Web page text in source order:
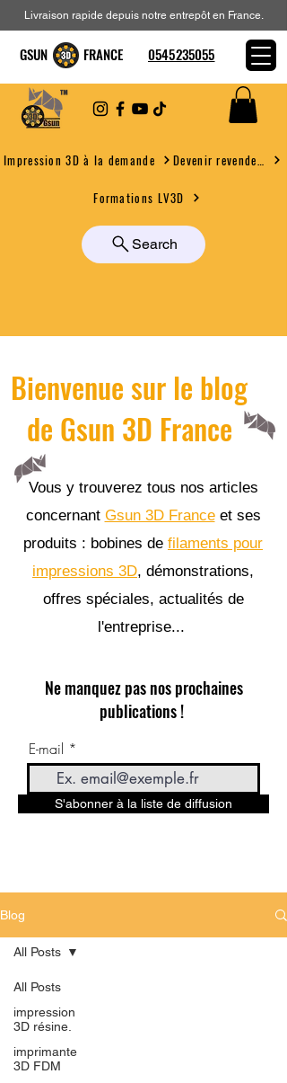
Impression 3D à la demande
Formations LV3D
Search
Livraison rapide depuis notre entrepôt en France.
GSUN FRANCE 0545235055
Bienvenue sur le blog
de Gsun 3D France
Vous y trouverez tous nos articles
concernant Gsun 3D Franceet ses
produits : bobines de filaments pour
impressions 3D, démonstrations,
offres spéciales, actualités de
l'entreprise...
Ne manquez pas nos prochaines
publications !
E-mail
S'abonner à la liste de diffusion
Blog
All Posts
impression
3D résine.
imprimante
3D FDM
All Posts